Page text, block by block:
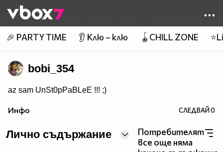
👾
🎉 PARTY TIME 👂 Клю – клю 🪀CHILL ZONE
bobi_354
az sam UnSt0pPaBLeE !!! ;)
Инфо СЛЕДВАЙ0
Лично съдържание
Потребителят
все още няма